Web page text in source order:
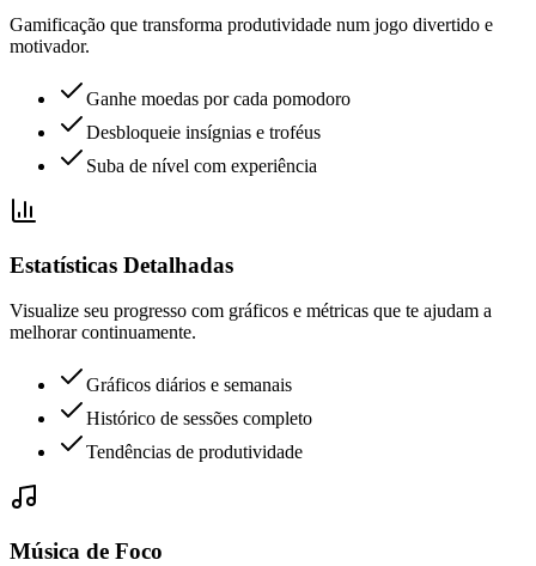
Gamificação que transforma produtividade num jogo divertido e
motivador.
Ganhe moedas por cada pomodoro
Desbloqueie insígnias e troféus
Suba de nível com experiência
Estatísticas Detalhadas
Visualize seu progresso com gráficos e métricas que te ajudam a
melhorar continuamente.
Gráficos diários e semanais
Histórico de sessões completo
Tendências de produtividade
Música de Foco